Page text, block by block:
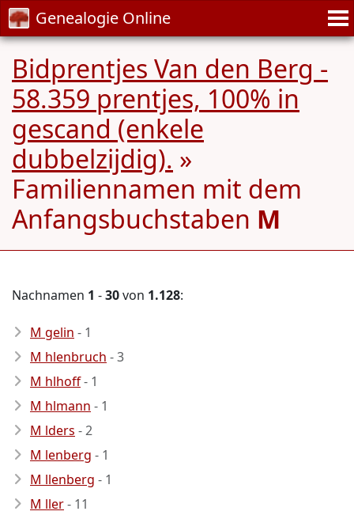
Genealogie Online
Bidprentjes Van den Berg -
58.359 prentjes, 100% in
gescand (enkele
dubbelzijdig). »
Familiennamen mit dem
Anfangsbuchstaben M
Nachnamen 1 -30von 1.128:
M gelin - 1
M hlenbruch - 3
M hlhoff- 1
M hlmann - 1
M lders - 2
M lenberg - 1
M llenberg - 1
M ller- 11